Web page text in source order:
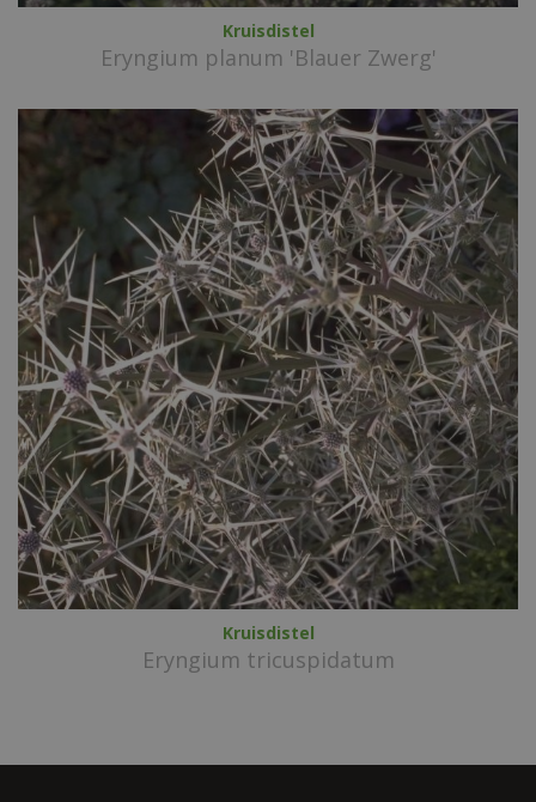
Kruisdistel
Eryngium planum 'Blauer Zwerg'
Kruisdistel
Eryngium tricuspidatum